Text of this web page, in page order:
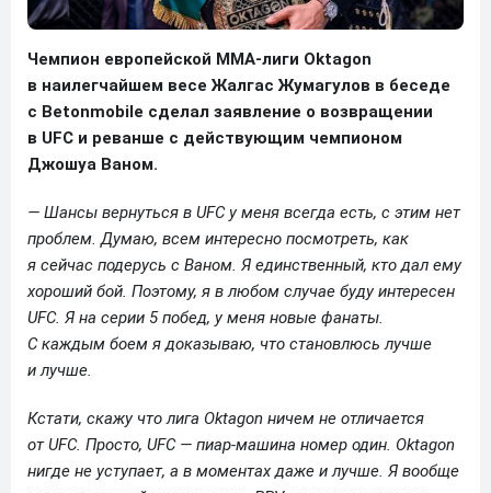
Чемпион европейской ММА-лиги Oktagon
в наилегчайшем весе Жалгас Жумагулов в беседе
с Betonmobile сделал заявление о возвращении
в UFC и реванше с действующим чемпионом
Джошуа Ваном.
— Шансы вернуться в UFC у меня всегда есть, с этим нет
проблем. Думаю, всем интересно посмотреть, как
я сейчас подерусь с Ваном. Я единственный, кто дал ему
хороший бой. Поэтому, я в любом случае буду интересен
UFC. Я на серии 5 побед, у меня новые фанаты.
С каждым боем я доказываю, что становлюсь лучше
и лучше.
Кстати, скажу что лига Oktagon ничем не отличается
от UFC. Просто, UFC — пиар-машина номер один. Oktagon
нигде не уступает, а в моментах даже и лучше. Я вообще